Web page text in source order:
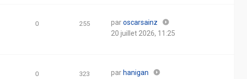
0 255 paroscarsainz
20 juillet 2026, 11:25
0 323 par hanigan